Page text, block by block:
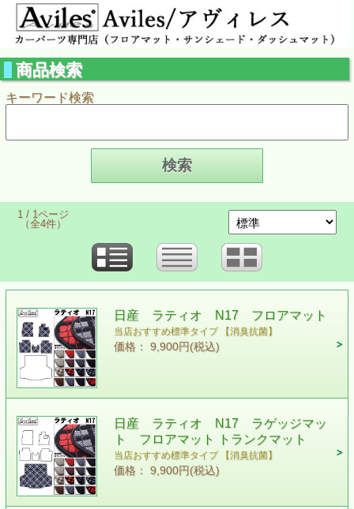
商品検索
キーワード検索
1 / 1ページ
（全4件）
日産 ラティオ N17 フロアマット
当店おすすめ標準タイプ 【消臭抗菌】
価格： 9,900円(税込)
日産 ラティオ N17 ラゲッジマッ
ト フロアマット トランクマット
当店おすすめ標準タイプ 【消臭抗菌】
価格： 9,900円(税込)